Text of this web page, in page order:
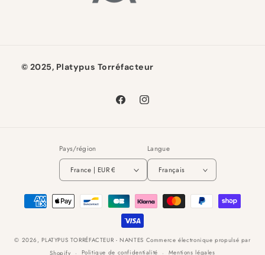
© 2025, Platypus Torréfacteur
FacebookInstagram
Pays/région
France | EUR €
Langue
Français
Moyens
de
© 2026,PLATYPUS TORRÉFACTEUR - NANTES Commerce électronique propulsé par
Shopify
Politique de confidentialité Mentions légales